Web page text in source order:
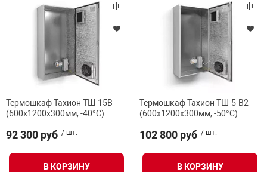
Термошкаф Тахион ТШ-15В
(600х1200х300мм, -40°С)
92 300 руб / шт.
В КОРЗИНУ
Термошкаф Тахион ТШ-5-В2
(600х1200х300мм, -50°С)
102 800 руб / шт.
В КОРЗИНУ